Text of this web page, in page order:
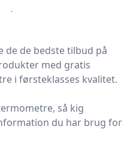
så du er sikret kvalitet
de de bedste tilbud på
med gratis
i førsteklasses kvalitet.
så kig
du har brug for